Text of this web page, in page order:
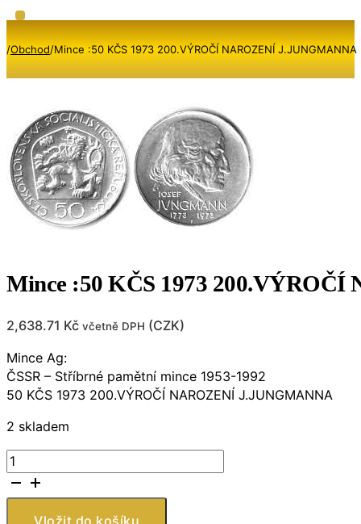
/Obchod/Mince :50 KČS 1973 200.VÝROČÍ NAROZENÍ J.JUNGMANNA
Mince :50 KČS 1973
2,638.71 Kč včetně DPH (CZK)
Mince Ag:
ČSSR – Stříbrné pamětní mince 1953-1992
50 KČS 1973 200.VÝROČÍ NAROZENÍ J.JUNGMANNA
2 skladem
Mince
:50
KČS
1973Vložit do košíku